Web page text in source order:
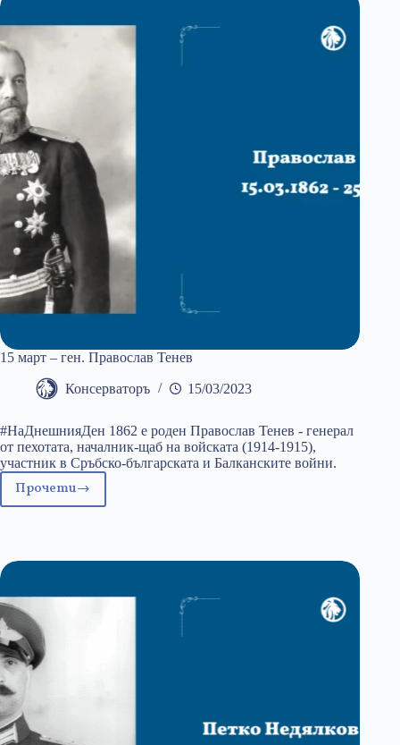
15 март – ген. Православ Тенев
Консерваторъ 15/03/2023
#НаДнешнияДен 1862 е роден Православ Тенев - генерал
от пехотата, началник-щаб на войската (1914-1915),
участник в Сръбско-българската и Балканските войни.
Прочети
15